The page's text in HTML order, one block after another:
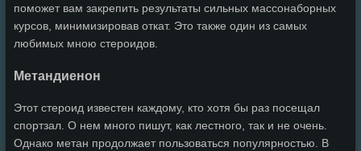
поможет вам закрепить результаты сильных массонаборных
курсов, минимизировав откат. Это также один из самых
любимых мною стероидов.
Метандиенон
Этот стероид известен каждому, кто хотя бы раз посещал
спортзал. О нем много пишут, как лестного, так и не очень.
Однако метан продолжает пользоваться популярностью. В